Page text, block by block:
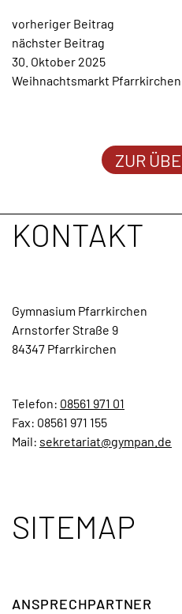
AKTUELLES
&
NEWS
vorheriger Beitrag
nächster Beitrag
30. Oktober 2025
Weihnachtsmarkt Pfarrkirchen
ZUR
KONTAKT
Gymnasium Pfarrkirchen
Arnstorfer Straße 9
84347 Pfarrkirchen
Telefon: 08561 971 01
Fax: 08561 971 155
Mail: sekretariat@gympan.de
SITEMAP
ANSPRECH­PARTNER